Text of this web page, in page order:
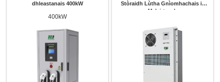
dhleastanais 400kW
400kW
Stòraidh Lùtha Gnìomhachais is
Malairteach